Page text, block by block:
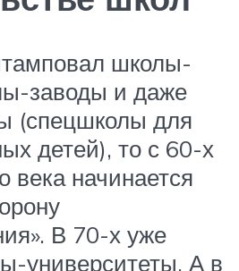
школы-
заводы и даже
(спецшколы для
детей), то с 60-х
века начинается
В 70-х уже
университеты. А в